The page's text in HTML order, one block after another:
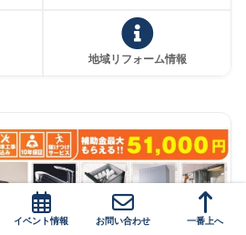
地域リフォーム情報
イベント情報 お問い合わせ 一番上へ